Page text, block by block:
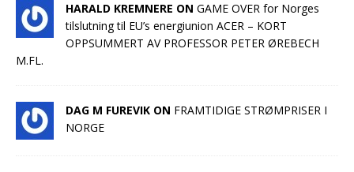
HARALD KREMNERE ON GAME OVER for Norges
tilslutning til EU’s energiunion ACER – KORT
OPPSUMMERT AV PROFESSOR PETER ØREBECH
M.FL.
DAG M FUREVIK ON FRAMTIDIGE STRØMPRISER I
NORGE